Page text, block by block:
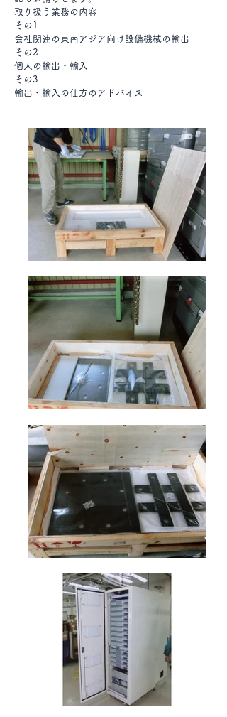
取り扱う業務の内容
その1
会社関連の東南アジア向け設備機械の輸出
その2
個人の輸出・輸入
その3
輸出・輸入の仕方のアドバイス